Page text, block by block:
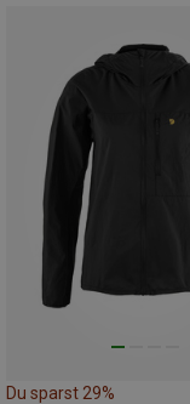
Du sparst 29%